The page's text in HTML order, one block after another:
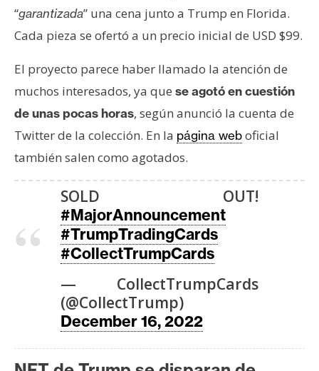
e
c
r
s
o
C
“garantizada” una cena junto a Trump en Florida.
Cada pieza se ofertó a un precio inicial de USD $99.
El proyecto parece haber llamado la atención de
muchos interesados, ya que se agotó en cuestión
de unas pocas horas, según anunció la cuenta de
Twitter de la colección. En la página weboficial
también salen como agotados.
SOLD OUT!
#MajorAnnouncement
#TrumpTradingCards
#CollectTrumpCards
— CollectTrumpCards
(@CollectTrump)
December 16, 2022